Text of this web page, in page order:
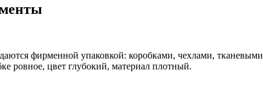
фирменной упаковкой: коробками, чехлами, тканевыми
ровное, цвет глубокий, материал плотный.